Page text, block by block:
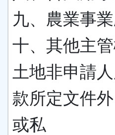
九、農業事
十、其他主
土地非申請
款所定文件
或私